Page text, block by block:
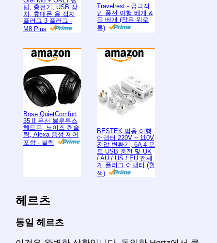
탑, 충전기, USB 장
치, 휴대폰 용 접지
플러그 3 플러그 -
M8 Plus
Travelrest - 궁극적
인 풍선 여행 베개 &
목 베개 (작은 위로
롤)
Bose QuietComfort
35 II 무선 블루투스
헤드폰, 노이즈 캔슬
링, Alexa 음성 제어
포함 - 블랙
BESTEK 범용 여행
어댑터 220V ~ 110V
전압 변환기, 6A 4 포
트 USB 충전 및 UK
/ AU / US / EU 전세
계 플러그 어댑터 (흰
색)
헤르츠
동일 헤르츠